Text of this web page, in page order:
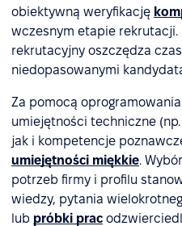
obiektywną weryfikację
wczesnym etapie rekrutacji.
rekrutacyjny oszczędza
niedopasowanymi
Za pomocą
umiejętności techniczne
jak i kompetencje
umiejętności miękkie.
potrzeb firmy i profilu
wiedzy, pytania
lub próbki prac